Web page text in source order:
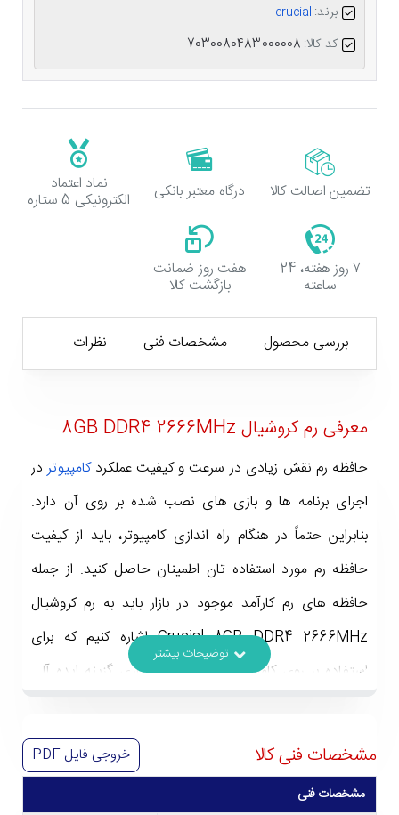
برند: crucial
کد کالا: 7030080483000008
تضمین اصالت کالا
۷ روز هفته، 24
ساعته
درگاه معتبر بانکی
هفت روز ضمانت
بازگشت کالا
نماد اعتماد
الکترونیکی 5 ستاره
بررسی محصول مشخصات فنی نظرات
معرفی رم کروشیال 8GB DDR4 2666MHz
حافظه رم نقش زیادی در سرعت و کیفیت عملکردکامپیوتردر
اجرای برنامه ها و بازی های نصب شده بر روی آن دارد.
بنابراین حتماً در هنگام راه اندازی کامپیوتر، باید از کیفیت
حافظه رم مورد استفاده تان اطمینان حاصل کنید. از جمله
حافظه های رم کارآمد موجود در بازار باید به رم کروشیال
Crucial 8GB DDR4 2666MHz اشاره کنیم که برای
استفاده بر روی کامپیوترهای خانگی و اداری گزینه ایده آلی
روی سیستم های گیمینگ میان رده کارایی بالایی دارد و
باعث ارائه عملکرد سریع کامپیوتر می شود. در ادامه بیشتر به
معرفی مشخصات حافظه رم کروشیال 8GB DDR4
مشخصات فنی کالا خروجی فایل
مشخصات فنی